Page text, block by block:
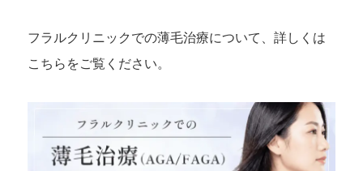
フラルクリニックでの薄毛治療について、詳しくは
こちらをご覧ください。